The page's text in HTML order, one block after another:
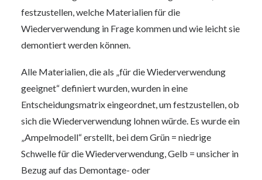
festzustellen, welche Materialien für die
Wiederverwendung in Frage kommen und wie leicht sie
demontiert werden können.
Alle Materialien, die als „für die Wiederverwendung
geeignet“ definiert wurden, wurden in eine
Entscheidungsmatrix eingeordnet, um festzustellen, ob
sich die Wiederverwendung lohnen würde. Es wurde ein
„Ampelmodell“ erstellt, bei dem Grün = niedrige
Schwelle für die Wiederverwendung, Gelb = unsicher in
Bezug auf das Demontage- oder